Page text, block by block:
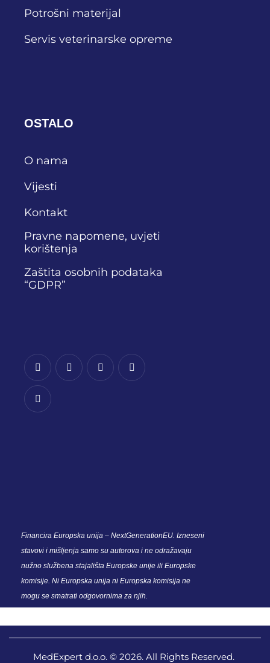
Potrošni materijal
Servis veterinarske opreme
OSTALO
O nama
Vijesti
Kontakt
Pravne napomene, uvjeti
korištenja
Zaštita osobnih podataka
“GDPR”
phone mail- facebooklinkedin
youtube
Financira Europska unija – NextGenerationEU. Izneseni
stavovi i mišljenja samo su autorova i ne odražavaju
nužno službena stajališta Europske unije ili Europske
komisije. Ni Europska unija ni Europska komisija ne
mogu se smatrati odgovornima za njih.
MedExpert d.o.o. © 2026. All Rights Reserved.